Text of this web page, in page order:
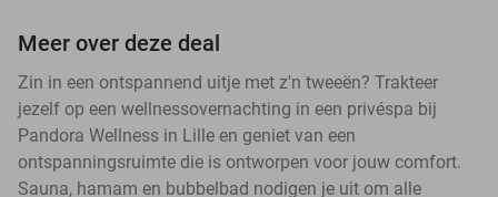
Meer over deze deal
Zin in een ontspannend uitje met z'n tweeën? Trakteer
jezelf op een wellnessovernachting in een privéspa bij
Pandora Wellness in Lille en geniet van een
ontspanningsruimte die is ontworpen voor jouw comfort.
Sauna, hamam en bubbelbad nodigen je uit om alle